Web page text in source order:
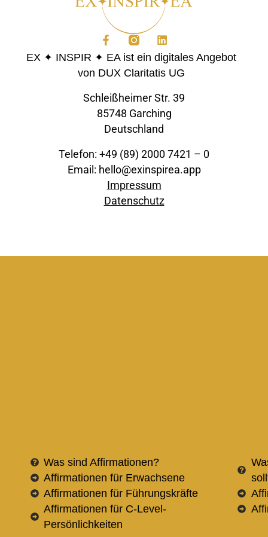
EX ✦ INSPIR ✦ EA ist ein digitales Angebot
von DUX Claritatis UG
Schleißheimer Str. 39
85748 Garching
Deutschland
Telefon: +49 (89) 2000 7421 – 0
Email: hello@exinspirea.app
Impressum
Datenschutz
Was sind Affirmationen?
Affirmationen für Erwachsene
Affirmationen für Führungskräfte
Affirmationen für C-Level-
Persönlichkeiten